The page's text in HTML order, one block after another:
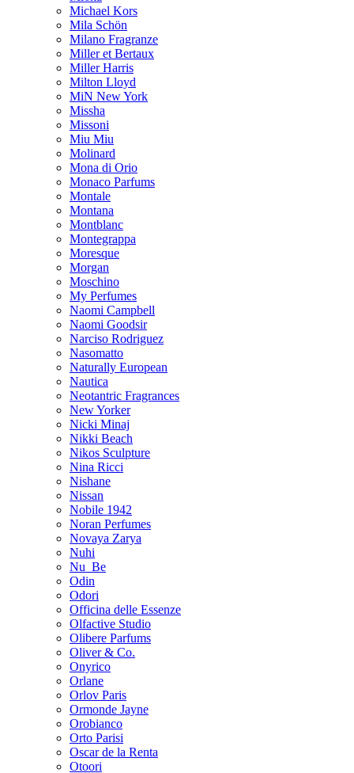
Michael Kors
Mila Schön
Milano Fragranze
Miller et Bertaux
Miller Harris
Milton Lloyd
MiN New York
Missha
Missoni
Miu Miu
Molinard
Mona di Orio
Monaco Parfums
Montale
Montana
Montblanc
Montegrappa
Moresque
Morgan
Moschino
My Perfumes
Naomi Campbell
Naomi Goodsir
Narciso Rodriguez
Nasomatto
Naturally European
Nautica
Neotantric Fragrances
New Yorker
Nicki Minaj
Nikki Beach
Nikos Sculpture
Nina Ricci
Nishane
Nissan
Nobile 1942
Noran Perfumes
Novaya Zarya
Nuhi
Nu_Be
Odin
Odori
Officina delle Essenze
Olfactive Studio
Olibere Parfums
Oliver & Co.
Onyrico
Orlane
Orlov Paris
Ormonde Jayne
Orobianco
Orto Parisi
Oscar de la Renta
Otoori